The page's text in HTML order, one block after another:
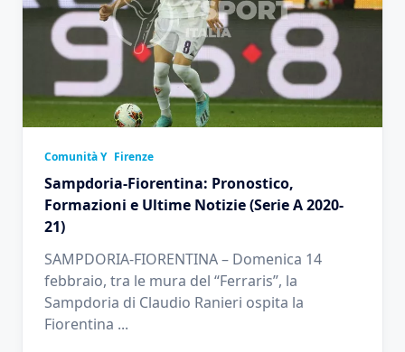
Comunità Y Firenze
Sampdoria-Fiorentina: Pronostico,
Formazioni e Ultime Notizie (Serie A 2020-
21)
SAMPDORIA-FIORENTINA – Domenica 14
febbraio, tra le mura del “Ferraris”, la
Sampdoria di Claudio Ranieri ospita la
Fiorentina ...